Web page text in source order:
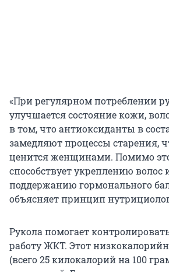
«При регулярном потреблении
улучшается состояние кожи,
в том, что антиоксиданты в
замедляют процессы старения,
ценится женщинами. Помимо
способствует укреплению волос
поддержанию гормонального
объясняет принцип
Рукола помогает
работу ЖКТ. Этот
(всего 25 килокалорий на 100